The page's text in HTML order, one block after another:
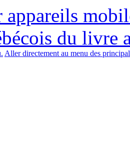
du livre
Aller directement au menu des